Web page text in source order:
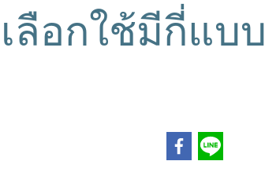
ลือกใช้มีกี่แบบ